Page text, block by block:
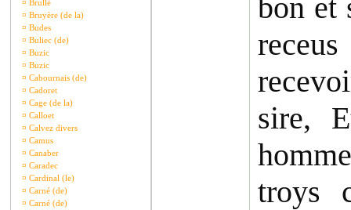
¤ Brullé
¤ Bruyère (de la)
¤ Budes
¤ Buliec (de)
¤ Buzic
¤ Buzic
¤ Cabournais (de)
¤ Cadoret
¤ Cage (de la)
¤ Calloet
¤ Calvez divers
¤ Camus
¤ Canaber
¤ Caradec
¤ Cardinal (le)
¤ Carné (de)
¤ Carné (de)
bon et
sire,
troys